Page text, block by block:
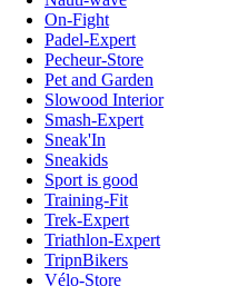
On-Fight
Padel-Expert
Pecheur-Store
Pet and Garden
Slowood Interior
Smash-Expert
Sneak'In
Sneakids
Sport is good
Training-Fit
Trek-Expert
Triathlon-Expert
TripnBikers
Vélo-Store